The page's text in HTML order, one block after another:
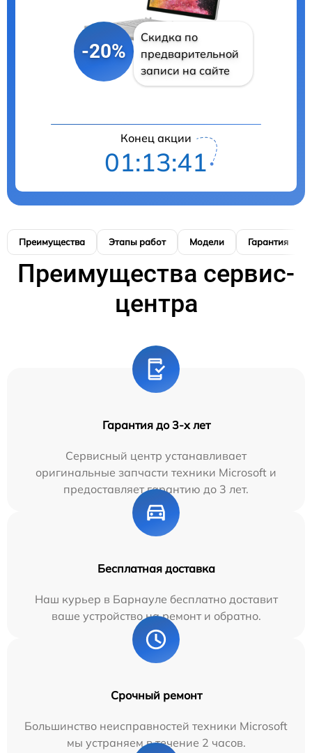
-20%
Скидка по
предварительной
записи на сайте
Конец акции
01:13:41
Преимущества Этапы работ Модели Гарантия
Преимущества сервис-
центра
Гарантия до 3-х лет
Сервисный центр устанавливает
оригинальные запчасти техники Microsoft и
предоставляет гарантию до 3 лет.
Бесплатная доставка
Наш курьер в Барнауле бесплатно доставит
ваше устройство на ремонт и обратно.
Срочный ремонт
Большинство неисправностей техники Microsoft
мы устраняем в течение 2 часов.